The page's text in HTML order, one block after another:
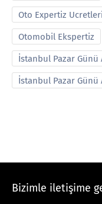
Oto Expertiz Ucretleri
Otomobil Ekspertiz
İstanbul Pazar Günü
İstanbul Pazar Günü
Bizimle iletişime